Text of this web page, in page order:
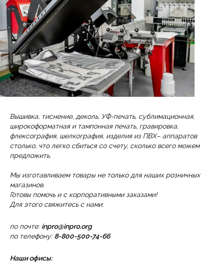
Вышивка, тиснение, деколь, УФ-печать, сублимационная,
широкоформатная и тампонная печать, гравировка,
флексография, шелкография, изделия из ПВХ– аппаратов
столько, что легко сбиться со счету, сколько всего можем
предложить.
Мы изготавливаем товары не только для наших розничных
магазинов.
Готовы помочь и с корпоративными заказами!
Для этого свяжитесь с нами:
по почте: inpro@inpro.org
по телефону: 8-800-500-74-66
Наши офисы: